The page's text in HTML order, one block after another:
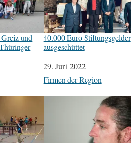
und
40.000 Euro Stiftungsgelder
ausgeschüttet
Datum
29. Juni 2022
In Bezug auf
Firmen der Region